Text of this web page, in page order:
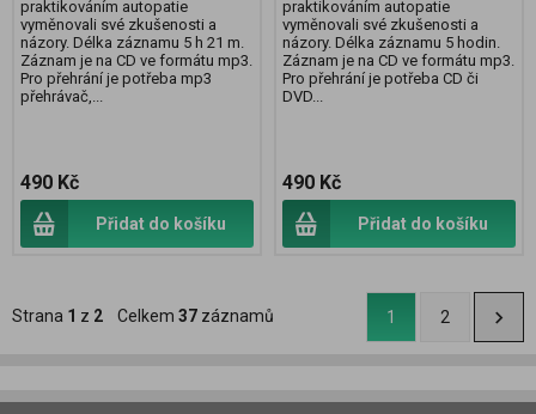
praktikováním autopatie
vyměnovali své zkušenosti a
názory. Délka záznamu 5 h 21 m.
Záznam je na CD ve formátu mp3.
Pro přehrání je potřeba mp3
přehrávač,...
490 Kč
Přidat do košíku
praktikováním autopatie
vyměnovali své zkušenosti a
názory. Délka záznamu 5 hodin.
Záznam je na CD ve formátu mp3.
Pro přehrání je potřeba CD či
DVD...
490 Kč
Přidat do košíku
Strana 1 z 2 Celkem 37 záznamů 1 2